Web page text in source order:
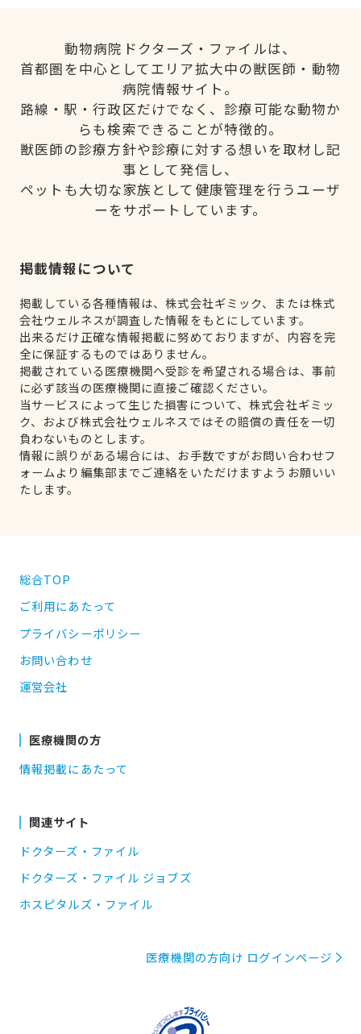
動物病院ドクターズ・ファイルは、
首都圏を中心としてエリア拡大中の獣医師・動物
病院情報サイト。
路線・駅・行政区だけでなく、診療可能な動物か
らも検索できることが特徴的。
獣医師の診療方針や診療に対する想いを取材し記
事として発信し、
ペットも大切な家族として健康管理を行うユーザ
ーをサポートしています。
掲載情報について
掲載している各種情報は、株式会社ギミック、または株式
会社ウェルネスが調査した情報をもとにしています。
出来るだけ正確な情報掲載に努めておりますが、内容を完
全に保証するものではありません。
掲載されている医療機関へ受診を希望される場合は、事前
に必ず該当の医療機関に直接ご確認ください。
当サービスによって生じた損害について、株式会社ギミッ
ク、および株式会社ウェルネスではその賠償の責任を一切
負わないものとします。
情報に誤りがある場合には、お手数ですがお問い合わせフ
ォームより編集部までご連絡をいただけますようお願いい
たします。
総合TOP
ご利用にあたって
プライバシーポリシー
お問い合わせ
運営会社
医療機関の方
情報掲載にあたって
関連サイト
ドクターズ・ファイル
ドクターズ・ファイル ジョブズ
ホスピタルズ・ファイル
医療機関の方向け ログインページ